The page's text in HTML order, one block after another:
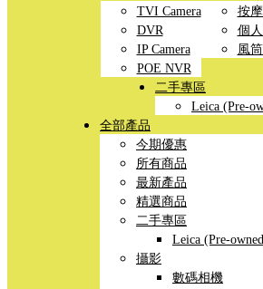
TVI Camera
DVR
IP Camera
POE NVR
按
個
風
二手專區
Leica (Pre-
全部產品
今期優惠
所有商品
最新產品
精選商品
二手專區
Leica (Pre-
攝影
數碼相機